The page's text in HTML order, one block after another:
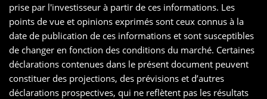
prise par l'investisseur à partir de ces informations. Les
points de vue et opinions exprimés sont ceux connus à la
date de publication de ces informations et sont susceptibles
de changer en fonction des conditions du marché. Certaines
déclarations contenues dans le présent document peuvent
constituer des projections, des prévisions et d’autres
déclarations prospectives, qui ne reflètent pas les résultats